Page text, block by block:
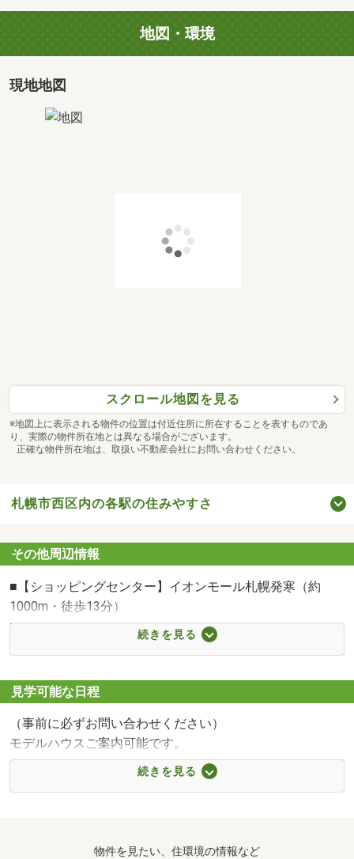
地図・環境
現地地図
スクロール地図を見る
※地図上に表示される物件の位置は付近住所に所在することを表すものであ
り、実際の物件所在地とは異なる場合がございます。
正確な物件所在地は、取扱い不動産会社にお問い合わせください。
札幌市西区内の各駅の住みやすさ
その他周辺情報
■【ショッピングセンター】イオンモール札幌発寒（約
1000m・徒歩13分）
■【小学校】札幌市立発寒小学校（約1200m・徒歩15分）
■【中学校】札幌市立西陵中学校（約1800m・徒歩23分）
徒歩7分）
■【ホームセンター】DCM発寒追分通店（約1200m・徒歩
15分）
続きを見る
見学可能な日程
（事前に必ずお問い合わせください）
モデルハウスご案内可能です。
ぜひお問い合わせお待ちしております。
担当：小野（オノ）090-9084-2103
続きを見る
物件を見たい、住環境の情報など